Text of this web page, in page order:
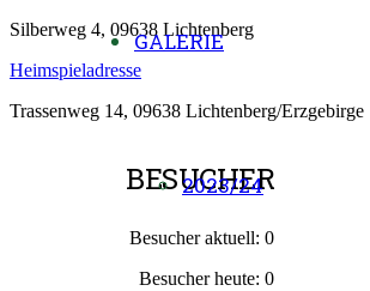
GALERIE
2023/24
Silberweg 4, 09638 Lichtenberg
Heimspieladresse
Trassenweg 14, 09638 Lichtenberg/Erzgebirge
BESUCHER
Besucher aktuell:0
Besucher heute:0